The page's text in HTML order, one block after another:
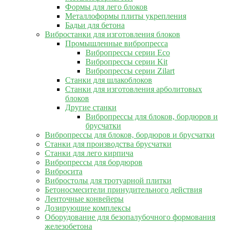
Формы для лего блоков
Металлоформы плиты укрепления
Бадьи для бетона
Вибростанки для изготовления блоков
Промышленные вибропресса
Вибропрессы серии Eco
Вибропрессы серии Kit
Вибропрессы серии Zilart
Станки для шлакоблоков
Станки для изготовления арболитовых
блоков
Другие станки
Вибропрессы для блоков, бордюров и
брусчатки
Вибропрессы для блоков, бордюров и брусчатки
Станки для производства брусчатки
Станки для лего кирпича
Вибропрессы для бордюров
Вибросита
Вибростолы для тротуарной плитки
Бетоносмесители принудительного действия
Ленточные конвейеры
Дозирующие комплексы
Оборудование для безопалубочного формования
железобетона